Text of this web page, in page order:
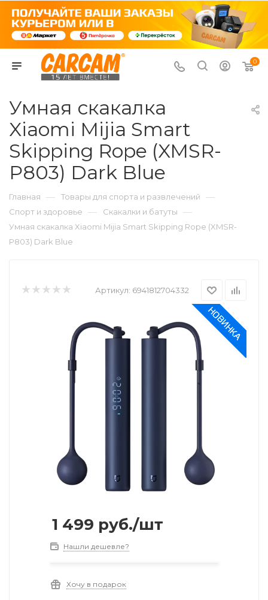
0
Умная скакалка
Xiaomi Mijia Smart
Skipping Rope (XMSR-
P803) Dark Blue
Главная — Товары для спорта и развлечений —
Спорт и здоровье — Скакалки и батуты —
Умная скакалка Xiaomi Mijia Smart Skipping Rope (XMSR-
P803) Dark Blue
Артикул: 6941812704332
1 499 руб./шт
Нашли дешевле?
Хочу в подарок